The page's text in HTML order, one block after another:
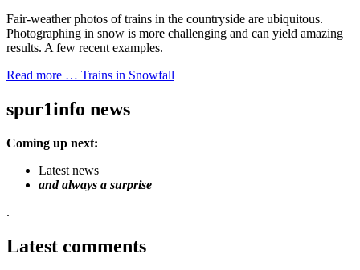
Fair-weather photos of trains in the countryside are ubiquitous.
Photographing in snow is more challenging and can yield amazing
results. A few recent examples.
Read more … Trains in Snowfall
spur1info news
Coming up next:
Latest news
and always a surprise
.
Latest comments